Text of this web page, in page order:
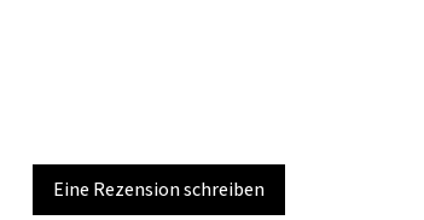
Eine Rezension schreiben